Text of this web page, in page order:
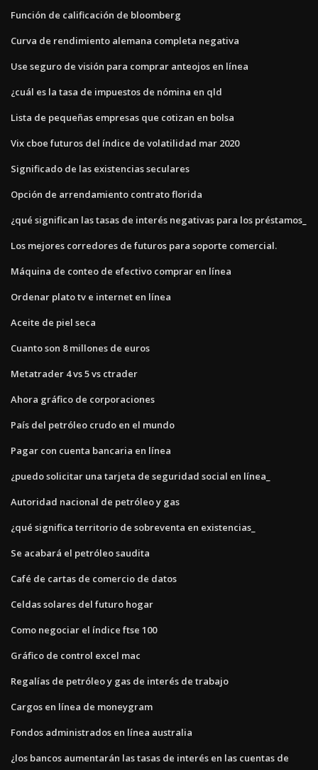
Función de calificación de bloomberg
Curva de rendimiento alemana completa negativa
Use seguro de visión para comprar anteojos en línea
¿cuál es la tasa de impuestos de nómina en qld
Lista de pequeñas empresas que cotizan en bolsa
Vix cboe futuros del índice de volatilidad mar 2020
Significado de las existencias seculares
Opción de arrendamiento contrato florida
¿qué significan las tasas de interés negativas para los préstamos_
Los mejores corredores de futuros para soporte comercial.
Máquina de conteo de efectivo comprar en línea
Ordenar plato tv e internet en línea
Aceite de piel seca
Cuanto son 8 millones de euros
Metatrader 4 vs 5 vs ctrader
Ahora gráfico de corporaciones
País del petróleo crudo en el mundo
Pagar con cuenta bancaria en línea
¿puedo solicitar una tarjeta de seguridad social en línea_
Autoridad nacional de petróleo y gas
¿qué significa territorio de sobreventa en existencias_
Se acabará el petróleo saudita
Café de cartas de comercio de datos
Celdas solares del futuro hogar
Como negociar el índice ftse 100
Gráfico de control excel mac
Regalías de petróleo y gas de interés de trabajo
Cargos en línea de moneygram
Fondos administrados en línea australia
¿los bancos aumentarán las tasas de interés en las cuentas de